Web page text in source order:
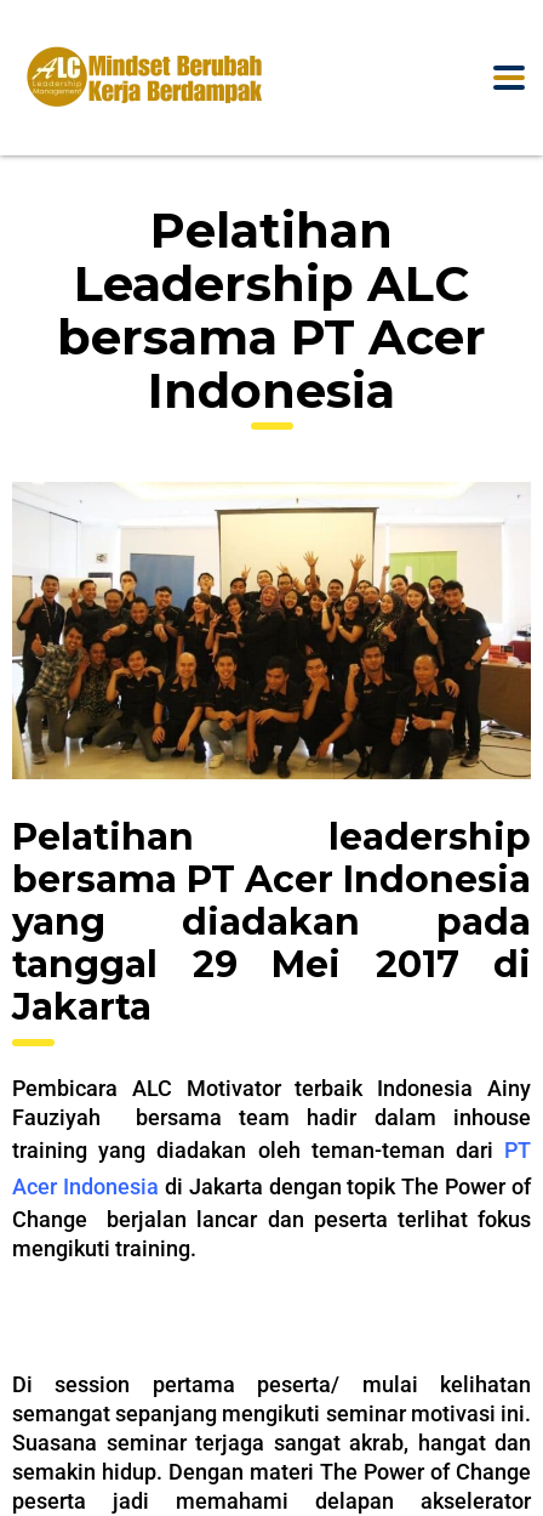
Pelatihan
Leadership ALC
bersama PT Acer
Indonesia
Pelatihan leadership
bersama PT Acer Indonesia
yang diadakan pada
tanggal 29 Mei 2017 di
Jakarta
Pembicara ALC Motivator terbaik Indonesia Ainy
Fauziyah bersama team hadir dalam inhouse
training yang diadakan oleh teman-teman dari PT
Acer Indonesia di Jakarta dengan topik The Power of
Change berjalan lancar dan peserta terlihat fokus
mengikuti training.
Di session pertama peserta/ mulai kelihatan
semangat sepanjang mengikuti seminar motivasi ini.
Suasana seminar terjaga sangat akrab, hangat dan
semakin hidup. Dengan materi The Power of Change
peserta jadi memahami delapan akselerator